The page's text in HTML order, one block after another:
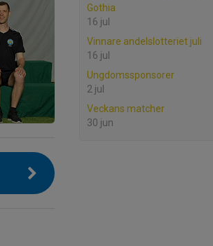
Gothia
16 jul
Vinnare andelslotteriet juli
16 jul
Ungdomssponsorer
2 jul
Veckans matcher
30 jun